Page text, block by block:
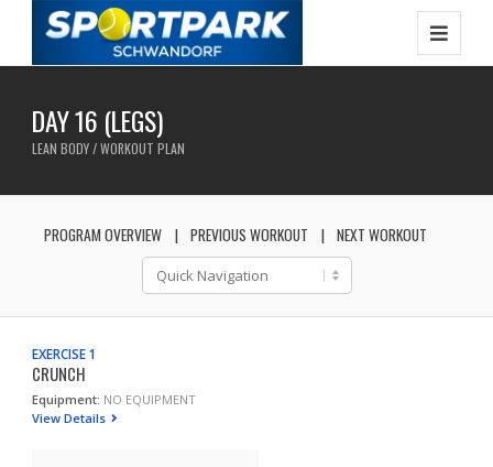
DAY 16 (LEGS)
LEAN BODY / WORKOUT PLAN
PROGRAM OVERVIEW PREVIOUS WORKOUT NEXT WORKOUT
EXERCISE 1
CRUNCH
Equipment: NO EQUIPMENT
View Details